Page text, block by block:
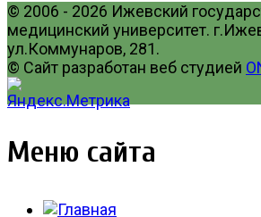
© 2006 - 2026 Ижевский
медицинский университет.
ул.Коммунаров, 281.
© Сайт разработан веб студией
Меню сайта